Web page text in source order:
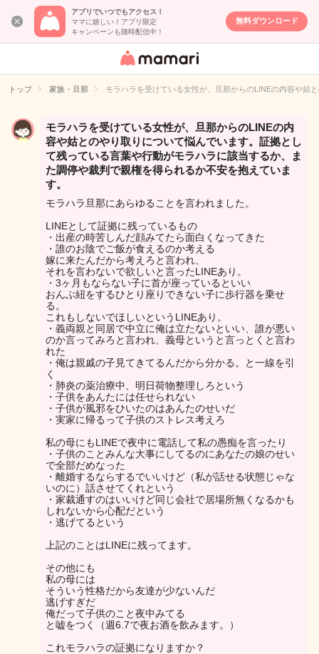
アプリでいつでもアクセス！
ママに嬉しい！アプリ限定
キャンペーンも随時配信中！
無料ダウンロード
女性専用匿名QA
イト
トップ 家族・旦那 モラハラを受けている女性が、旦那からのLINEの内容や姑
モラハラを受けている女性が、旦那からのLINEの内
容や姑とのやり取りについて悩んでいます。証拠とし
て残っている言葉や行動がモラハラに該当するか、ま
た調停や裁判で親権を得られるか不安を抱えていま
す。
モラハラ旦那にあらゆることを言われました。
LINEとして証拠に残っているもの
・出産の時苦しんだ顔みてたら面白くなってきた
・誰のお陰でご飯が食えるのか考える
嫁に来たんだから考えろと言われ、
それを言わないで欲しいと言ったLINEあり。
・3ヶ月もならない子に首が座っているといい
おんぶ紐をするひとり座りできない子に歩行器を乗せ
る。
これもしないでほしいというLINEあり。
・義両親と同居で中立に俺は立たないといい、誰が悪い
のか言ってみろと言われ、義母というと言っとくと言わ
れた
・俺は親戚の子見てきてるんだから分かる。と一線を引
く
・肺炎の薬治療中、明日荷物整理しろという
・子供をあんたには任せられない
・子供が風邪をひいたのはあんたのせいだ
・実家に帰るって子供のストレス考えろ
私の母にもLINEで夜中に電話して私の愚痴を言ったり
・子供のことみんな大事にしてるのにあなたの娘のせい
で全部だめなった
・離婚するならするでいいけど（私が話せる状態じゃな
いのに）話させてくれという
・家裁通すのはいいけど同じ会社で居場所無くなるかも
しれないから心配だという
・逃げてるという
上記のことはLINEに残ってます。
その他にも
私の母には
そういう性格だから友達が少ないんだ
逃げすぎだ
俺だって子供のこと夜中みてる
と嘘をつく（週6.7で夜お酒を飲みます。）
これモラハラの証拠になりますか？